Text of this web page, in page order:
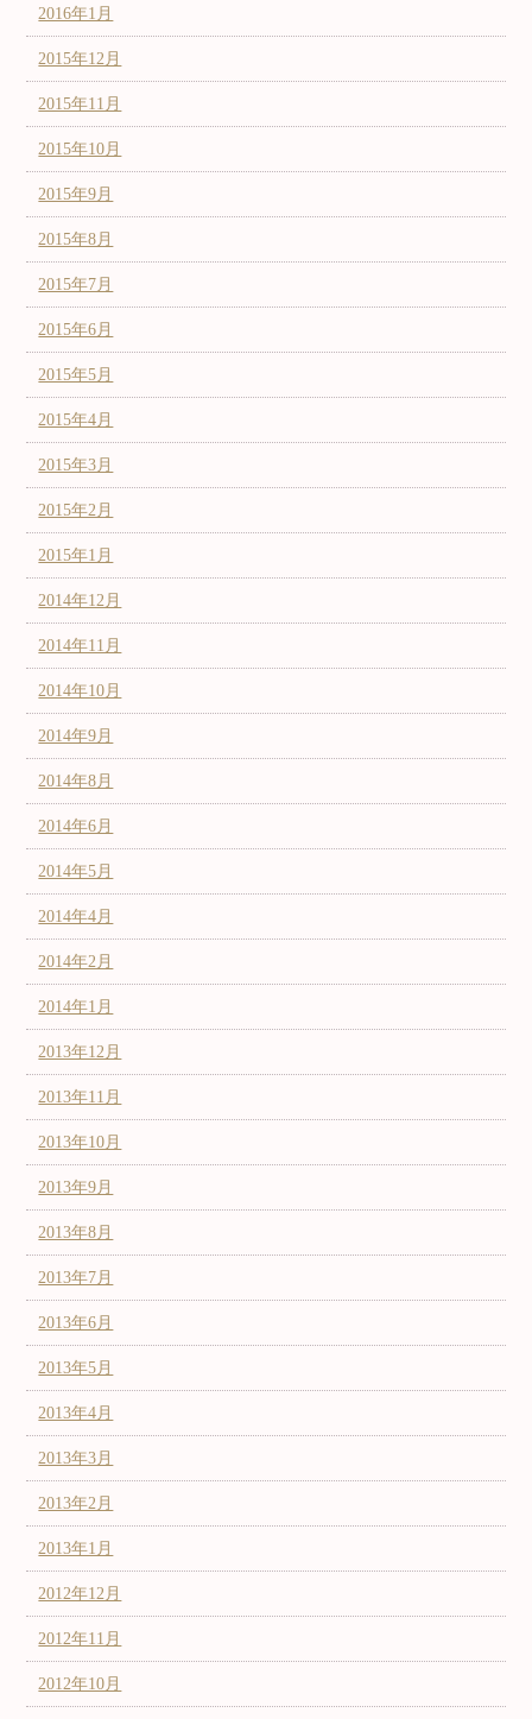
2016年1月
2015年12月
2015年11月
2015年10月
2015年9月
2015年8月
2015年7月
2015年6月
2015年5月
2015年4月
2015年3月
2015年2月
2015年1月
2014年12月
2014年11月
2014年10月
2014年9月
2014年8月
2014年6月
2014年5月
2014年4月
2014年2月
2014年1月
2013年12月
2013年11月
2013年10月
2013年9月
2013年8月
2013年7月
2013年6月
2013年5月
2013年4月
2013年3月
2013年2月
2013年1月
2012年12月
2012年11月
2012年10月